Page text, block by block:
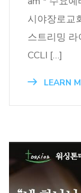
시야장로교
스트리밍
CCLI […]
LEARN